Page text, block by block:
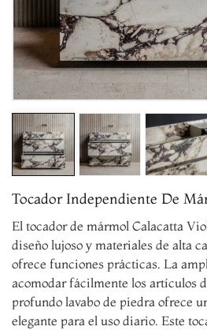
Tocador Independiente De
El tocador de mármol Calacatta
diseño lujoso y materiales de alta
ofrece funciones prácticas. La
acomodar fácilmente los artículos
profundo lavabo de piedra ofrece
elegante para el uso diario. Este